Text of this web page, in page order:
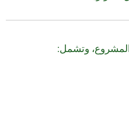
وتشمل: